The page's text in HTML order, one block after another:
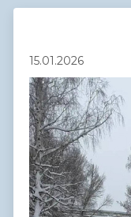
15.01.2026